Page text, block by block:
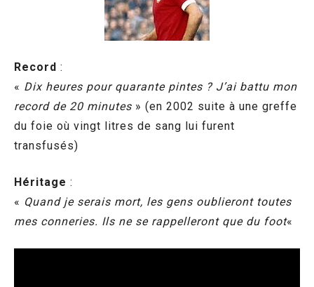
Record :
« Dix heures pour quarante pintes ? J’ai battu mon
record de 20 minutes » (en 2002 suite à une greffe
du foie où vingt litres de sang lui furent
transfusés)
Héritage :
« Quand je serais mort, les gens oublieront toutes
mes conneries. Ils ne se rappelleront que du foot«